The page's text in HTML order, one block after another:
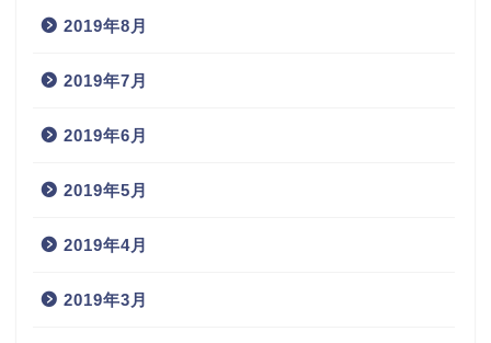
2019年8月
2019年7月
2019年6月
2019年5月
2019年4月
2019年3月